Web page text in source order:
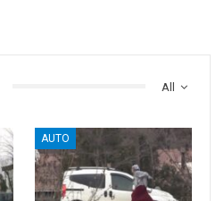
All
AUTO